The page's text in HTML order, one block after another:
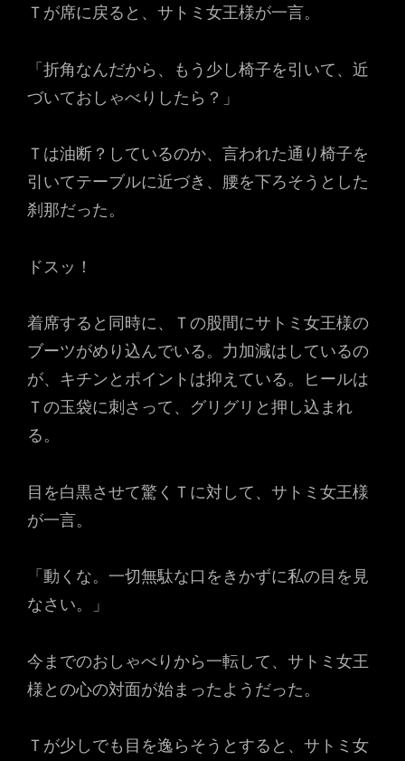
Ｔが席に戻ると、サトミ女王様が一言。
「折角なんだから、もう少し椅子を引いて、近
づいておしゃべりしたら？」
Ｔは油断？しているのか、言われた通り椅子を
引いてテーブルに近づき、腰を下ろそうとした
刹那だった。
ドスッ！
着席すると同時に、Ｔの股間にサトミ女王様の
ブーツがめり込んでいる。力加減はしているの
が、キチンとポイントは抑えている。ヒールは
Ｔの玉袋に刺さって、グリグリと押し込まれ
る。
目を白黒させて驚くＴに対して、サトミ女王様
が一言。
「動くな。一切無駄な口をきかずに私の目を見
なさい。」
今までのおしゃべりから一転して、サトミ女王
様との心の対面が始まったようだった。
Ｔが少しでも目を逸らそうとすると、サトミ女